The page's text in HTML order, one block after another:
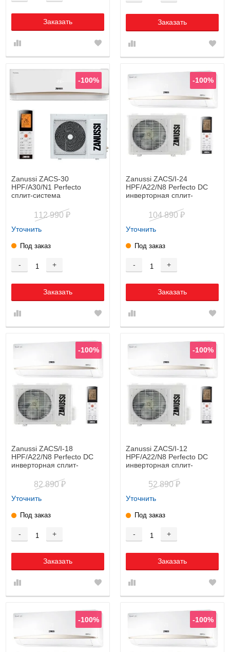
Заказать Заказать
-100%
Zanussi ZACS-30
HPF/A30/N1 Perfecto
cплит-система
112 990 ₽
Уточнить
Под заказ
- +
Заказать
-100%
Zanussi ZACS/I-24
HPF/A22/N8 Perfecto DC
инверторная cплит-
104 890 ₽
Уточнить
Под заказ
- +
Заказать
-100%
Zanussi ZACS/I-18
HPF/A22/N8 Perfecto DC
инверторная cплит-
82 890 ₽
Уточнить
Под заказ
- +
Заказать
-100%
Zanussi ZACS/I-12
HPF/A22/N8 Perfecto DC
инверторная cплит-
52 890 ₽
Уточнить
Под заказ
- +
Заказать
-100% -100%